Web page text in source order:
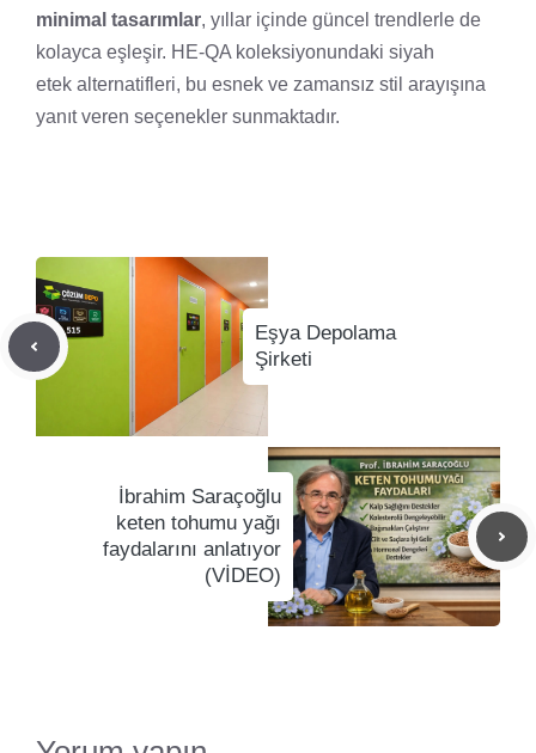
minimal tasarımlar, yıllar içinde güncel trendlerle de
kolayca eşleşir. HE-QA koleksiyonundaki siyah
etek alternatifleri, bu esnek ve zamansız stil arayışına
yanıt veren seçenekler sunmaktadır.
Eşya Depolama
Şirketi
İbrahim Saraçoğlu
keten tohumu yağı
faydalarını anlatıyor
(VİDEO)